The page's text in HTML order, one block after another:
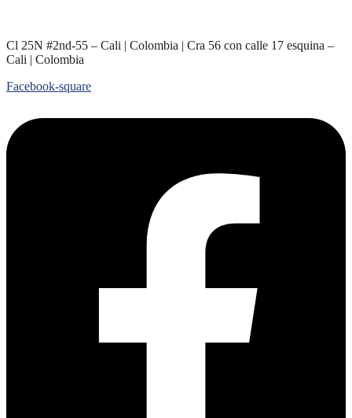
Cl 25N #2nd-55 – Cali | Colombia | Cra 56 con calle 17 esquina –
Cali | Colombia
Facebook-square